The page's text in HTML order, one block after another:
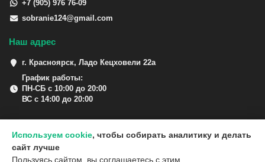
+7 (905) 976 76-09
sobranie124@gmail.com
Наш адрес
г. Красноярск, Ладо Кецховели 22а
График работы:
ПН-СБ с 10:00 до 20:00
ВС с 14:00 до 20:00
Используем cookie, чтобы собирать аналитику и делать
сайт лучше
Пользуясь сайтом, вы соглашаетесь с этим